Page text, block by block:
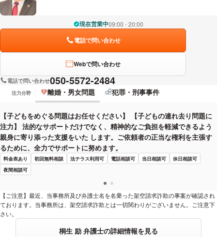
現在営業中09:00 - 20:00
電話で問い合わせ
Webで問い合わせ
電話で問い合わせ050-5572-2484
注力分野 離婚・男女問題 犯罪・刑事事件
【子どもをめぐる問題はお任せください】 【子どもの連れ去り問題に
注力】 法的なサポートだけでなく、精神的なご負担を軽減できるよう
親身に寄り添った支援をいた します。ご依頼者の正当な権利を主張す
るために、全力でサポートに努めます。
料金表あり 初回無料相談 法テラス利用可 電話相談可 当日相談可
休日相談可
夜間相談可
【ご注意】最近、当事務所及び弁護士名を名乗った架空請求詐欺の事案が確認され
ております。当事務所は、架空請求詐欺とは一切関わりがございません。ご注意下
さい。
桐生 励 弁護士の詳細情報を見る